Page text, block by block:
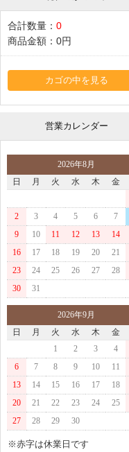
合計数量： 0
商品金額： 0円
カゴの中を見る
営業カレンダー
2026年8月
日
月 火 水 木 金
2
3 4 5 6 7
9
10 11 12 13 14
16
17 18 19 20 21
23
24 25 26 27 28
30
31
2026年9月
日
月 火 水 木 金
1
2 3 4
6
7 8 9 10 11
13
14 15 16 17 18
20
21 22 23 24 25
27
28 29 30
※赤字は休業日です